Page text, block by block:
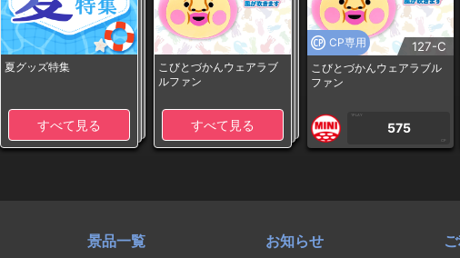
夏グッズ特集
すべて見る
こびとづかんウェアラブ
ルファン
すべて見る
CP専用 127-C
こびとづかんウェアラブル
ファン
1PLAY
575
CP
景品一覧 お知らせ